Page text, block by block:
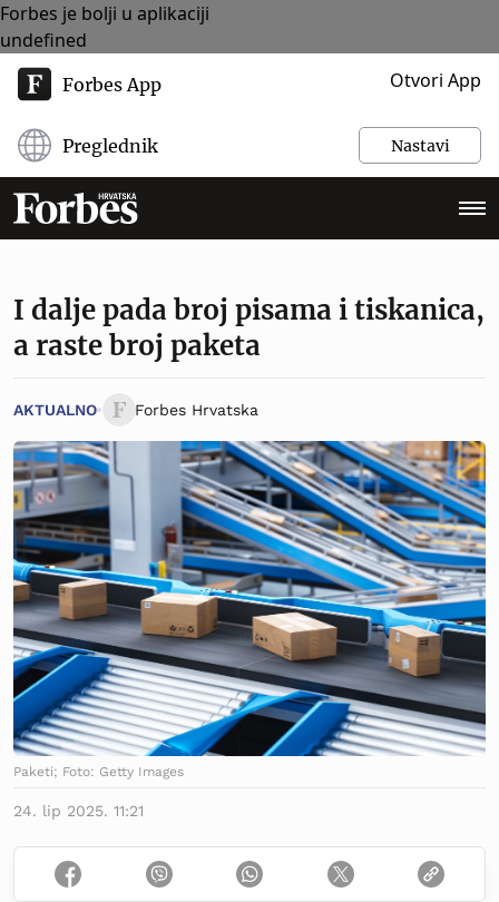
Forbes je bolji u aplikaciji
undefined
Forbes App Otvori App
Preglednik Nastavi
I dalje pada broj pisama i tiskanica,
a raste broj paketa
AKTUALNO Forbes Hrvatska
Paketi; Foto: Getty Images
24. lip 2025. 11:21